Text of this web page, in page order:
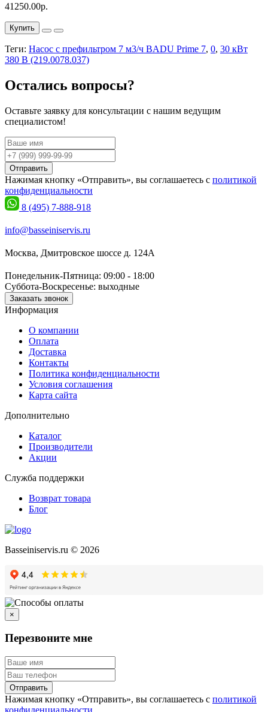
41250.00р.
Купить
Теги: Насос с префильтром 7 м3/ч BADU Prime 7, 0, 30 кВт
380 В (219.0078.037)
Остались вопросы?
Оставьте заявку для консультации с нашим ведущим
специалистом!
Отправить
Нажимая кнопку «Отправить», вы соглашаетесь с политикой
конфиденциальности
8 (495) 7-888-918
info@basseiniservis.ru
Москва, Дмитровское шоссе д. 124А
Понедельник-Пятница: 09:00 - 18:00
Суббота-Воскресенье: выходные
Заказать звонок
Информация
О компании
Оплата
Доставка
Контакты
Политика конфиденциальности
Условия соглашения
Карта сайта
Дополнительно
Каталог
Производители
Акции
Служба поддержки
Возврат товара
Блог
Basseiniservis.ru © 2026
×
Перезвоните мне
Отправить
Нажимая кнопку «Отправить», вы соглашаетесь с политикой